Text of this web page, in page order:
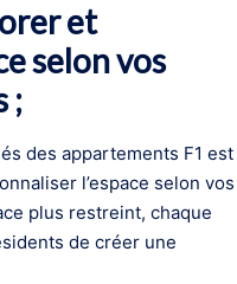
et
selon vos
;
des appartements F1 est
l’espace selon vos
plus restreint, chaque
de créer une